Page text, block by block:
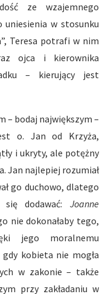
ze wzajemnego
uniesienia w stosunku
Teresa potrafi w nim
ojca i kierownika
– kierujący jest
– bodaj największym –
o. Jan od Krzyża,
i ukryty, ale potężny
Jan najlepiej rozumiał
go duchowo, dlatego
dodawać: Joanne
nie dokonałaby tego,
jego moralnemu
kobieta nie mogła
w zakonie – także
przy zakładaniu w